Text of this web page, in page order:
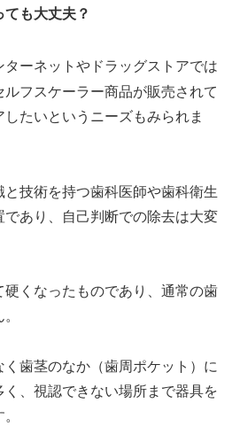
も大丈夫？
ターネットやドラッグストアでは
フスケーラー商品が販売されて
たいというニーズもみられま
と技術を持つ歯科医師や歯科衛生
あり、自己判断での除去は大変
くなったものであり、通常の歯
歯茎のなか（歯周ポケット）に
く、視認できない場所まで器具を